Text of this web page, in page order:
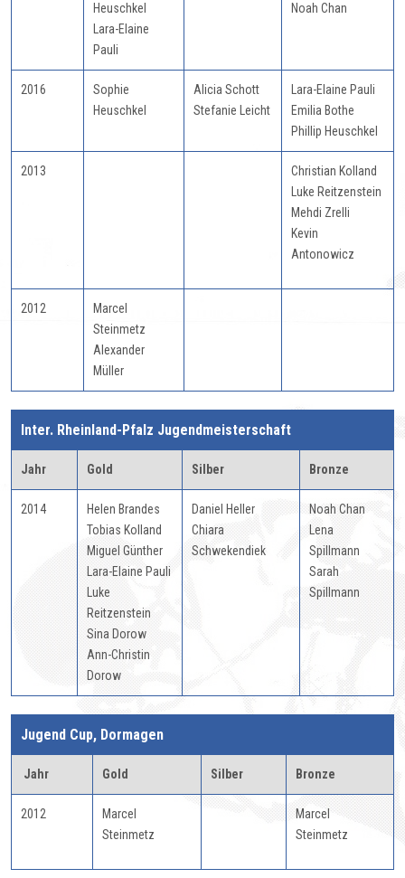
Heuschkel
Lara-Elaine
Pauli
Noah Chan
2016
Sophie
Heuschkel
Alicia Schott
Stefanie Leicht
Lara-Elaine Pauli
Emilia Bothe
Phillip Heuschkel
2013
Christian Kolland
Luke Reitzenstein
Mehdi Zrelli
Kevin
Antonowicz
2012
Marcel
Steinmetz
Alexander
Müller
Inter. Rheinland-Pfalz Jugendmeisterschaft
Jahr Gold Silber Bronze
2014
Helen Brandes
Tobias Kolland
Miguel Günther
Lara-Elaine Pauli
Luke
Reitzenstein
Sina Dorow
Ann-Christin
Dorow
Daniel Heller
Chiara
Schwekendiek
Noah Chan
Lena
Spillmann
Sarah
Spillmann
Jugend Cup, Dormagen
Jahr Gold Silber Bronze
2012
Marcel
Steinmetz
Marcel
Steinmetz